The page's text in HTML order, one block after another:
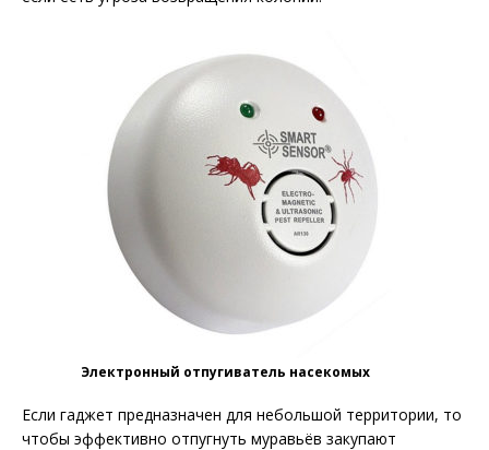
Электронный отпугиватель насекомых
Если гаджет предназначен для небольшой территории, то
чтобы эффективно отпугнуть муравьёв закупают